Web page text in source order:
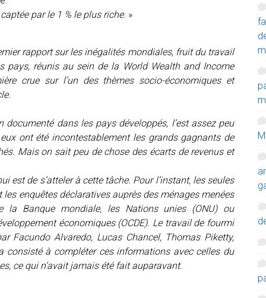
par le 1 % le plus riche. »
rapport sur les inégalités mondiales, fruit du travail
pays, réunis au sein de la World Wealth and Income
crue sur l’un des thèmes socio-économiques et
documenté dans les pays développés, l’est assez peu
ont été incontestablement les grands gagnants de
Mais on sait peu de chose des écarts de revenus et
est de s’atteler à cette tâche. Pour l’instant, les seules
enquêtes déclaratives auprès des ménages menées
la Banque mondiale, les Nations unies (ONU) ou
économiques (OCDE). Le travail de fourmi
Facundo Alvaredo, Lucas Chancel, Thomas Piketty,
consisté à compléter ces informations avec celles du
ce qui n’avait jamais été fait auparavant.